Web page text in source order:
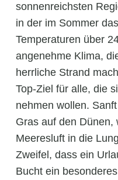
sonnenreichsten
in der im Sommer
Temperaturen über
angenehme Klima,
herrliche Strand
Top-Ziel für alle, die
nehmen wollen.
Gras auf den Dünen,
Meeresluft in die
Zweifel, dass ein
Bucht ein